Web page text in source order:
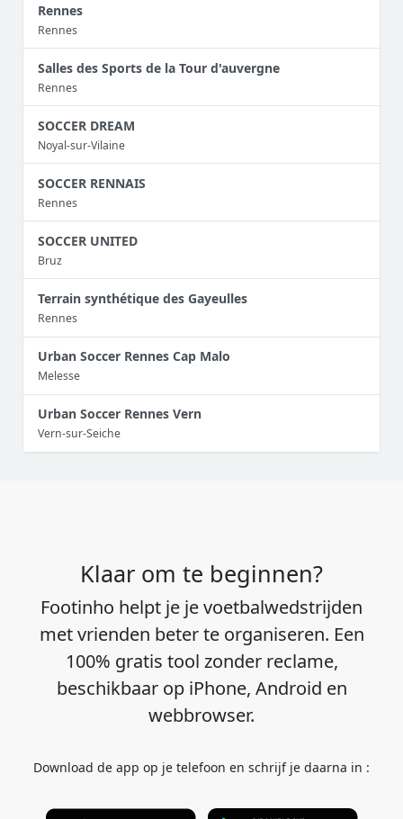
Rennes
Rennes
Salles des Sports de la Tour d'auvergne
Rennes
SOCCER DREAM
Noyal-sur-Vilaine
SOCCER RENNAIS
Rennes
SOCCER UNITED
Bruz
Terrain synthétique des Gayeulles
Rennes
Urban Soccer Rennes Cap Malo
Melesse
Urban Soccer Rennes Vern
Vern-sur-Seiche
Klaar om te beginnen?
Footinho helpt je je voetbalwedstrijden
met vrienden beter te organiseren. Een
100% gratis tool zonder reclame,
beschikbaar op iPhone, Android en
webbrowser.
Download de app op je telefoon en schrijf je daarna in :